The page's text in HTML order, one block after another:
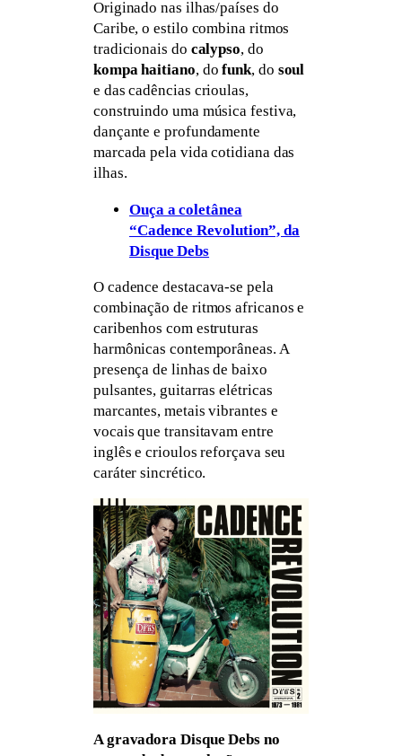
Originado nas ilhas/países do
Caribe, o estilo combina ritmos
tradicionais do calypso, do
kompa haitiano, dofunk, do soul
e das cadências crioulas,
construindo uma música festiva,
dançante e profundamente
marcada pela vida cotidiana das
ilhas.
Ouça a coletânea
“Cadence Revolution”, da
Disque Debs
O cadence destacava-se pela
combinação de ritmos africanos e
caribenhos com estruturas
harmônicas contemporâneas. A
presença de linhas de baixo
pulsantes, guitarras elétricas
marcantes, metais vibrantes e
vocais que transitavam entre
inglês e crioulos reforçava seu
caráter sincrético.
A gravadora Disque Debs no